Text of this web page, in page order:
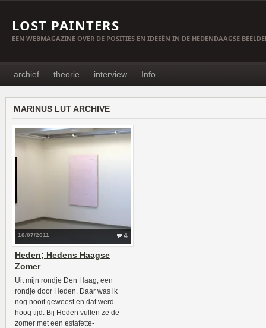
LOST PAINTERS
EEN WEBMAGAZINE OVER DE POSITIES EN IDEEËN IN DE HEDENDAAGSE
archief theorie interview Info
MARINUS LUT ARCHIVE
4
18/07/2011
Heden; Hedens Haagse
Zomer
Uit mijn rondje Den Haag, een
rondje door Heden. Daar was ik
nog nooit geweest en dat werd
hoog tijd. Bij Heden vullen ze de
zomer met een estafette-